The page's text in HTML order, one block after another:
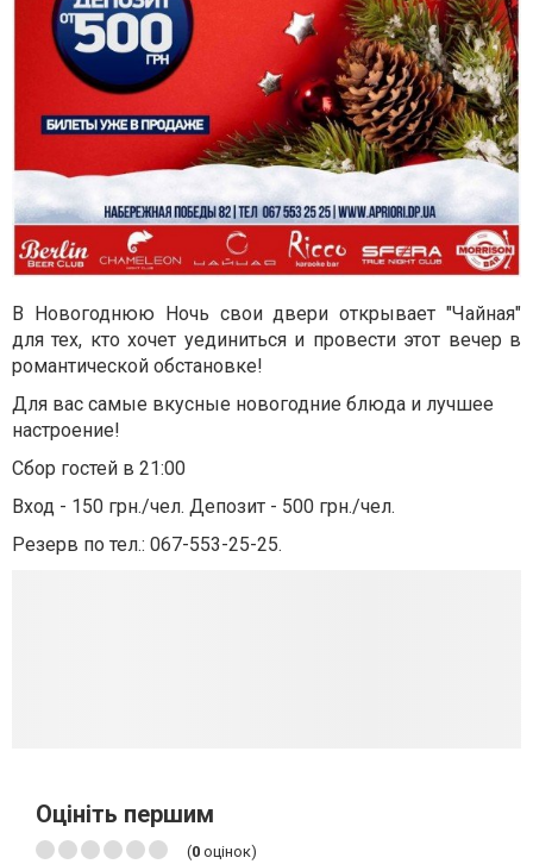
В Новогоднюю Ночь свои двери открывает "Чайная"
для тех, кто хочет уединиться и провести этот вечер в
романтической обстановке!
Для вас самые вкусные новогодние блюда и лучшее
настроение!
Сбор гостей в 21:00
Вход - 150 грн./чел. Депозит - 500 грн./чел.
Резерв по тел.: 067-553-25-25.
Оцініть першим
(0 оцінок)